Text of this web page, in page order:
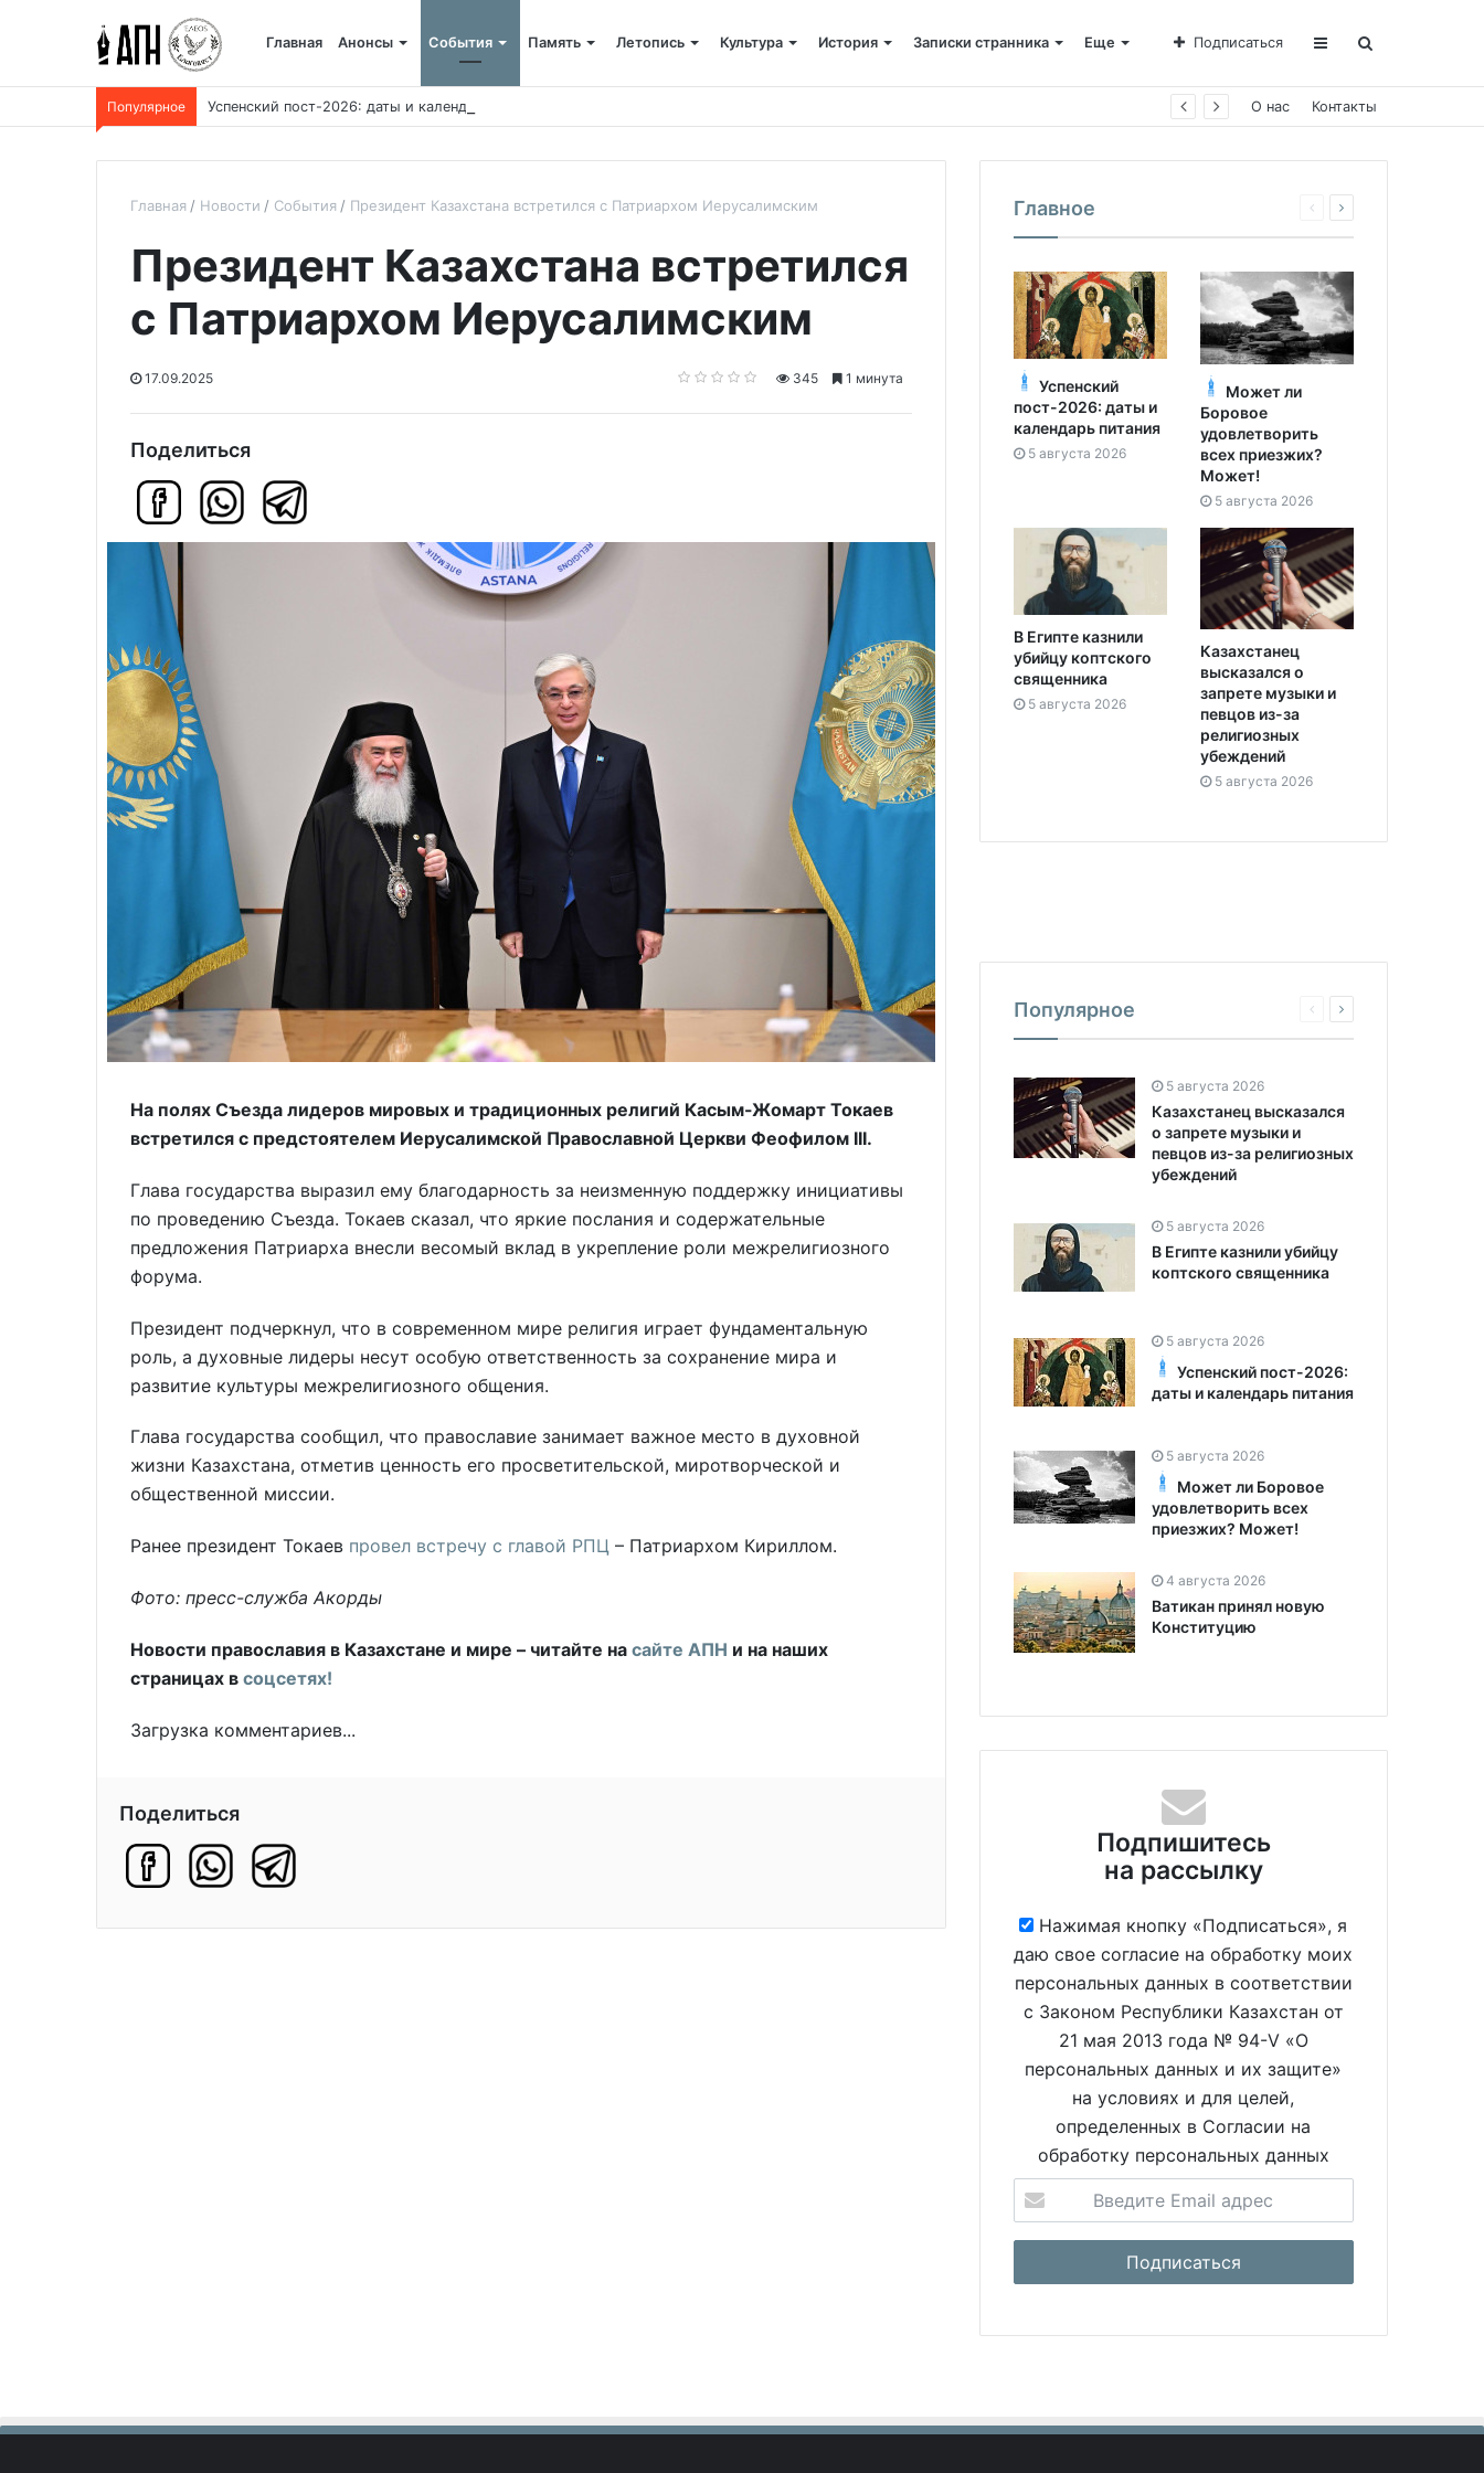
Главная Анонсы События Память Летопись Культура История Записки странника Еще Подписаться
Популярное Успенский пост-2026: даты и календарь питания О нас Контакты
Главная Новости События Президент Казахстана встретился с Патриархом Иерусалимским
Президент Казахстана встретился
с Патриархом Иерусалимским
17.09.2025 345 1 минута
Поделиться
На полях Съезда лидеров мировых и традиционных религий Касым-Жомарт Токаев
встретился с предстоятелем Иерусалимской Православной Церкви Феофилом III.
Глава государства выразил ему благодарность за неизменную поддержку инициативы
по проведению Съезда. Токаев сказал, что яркие послания и содержательные
предложения Патриарха внесли весомый вклад в укрепление роли межрелигиозного
форума.
Президент подчеркнул, что в современном мире религия играет фундаментальную
роль, а духовные лидеры несут особую ответственность за сохранение мира и
развитие культуры межрелигиозного общения.
Глава государства сообщил, что православие занимает важное место в духовной
жизни Казахстана, отметив ценность его просветительской, миротворческой и
общественной миссии.
Ранее президент Токаев провел встречу с главой РПЦ – Патриархом Кириллом.
Фото: пресс-служба Акорды
Новости православия в Казахстане и мире – читайте на сайте АПН и на наших
страницах в соцсетях!
Загрузка комментариев...
Поделиться
Главное
Успенский
пост-2026: даты и
календарь питания
5 августа 2026
Может ли
Боровое
удовлетворить
всех приезжих?
Может!
5 августа 2026
В Египте казнили
убийцу коптского
священника
5 августа 2026
Казахстанец
высказался о
запрете музыки и
певцов из-за
религиозных
убеждений
5 августа 2026
Популярное
5 августа 2026
Казахстанец высказался
о запрете музыки и
певцов из-за религиозных
убеждений
5 августа 2026
В Египте казнили убийцу
коптского священника
5 августа 2026
Успенский пост-2026:
даты и календарь питания
5 августа 2026
Может ли Боровое
удовлетворить всех
приезжих? Может!
4 августа 2026
Ватикан принял новую
Конституцию
Подпишитесь
на рассылку
Нажимая кнопку «Подписаться», я
даю свое согласие на обработку моих
персональных данных в соответствии
с Законом Республики Казахстан от
21 мая 2013 года № 94-V «О
персональных данных и их защите»
на условиях и для целей,
определенных в Согласии на
обработку персональных данных